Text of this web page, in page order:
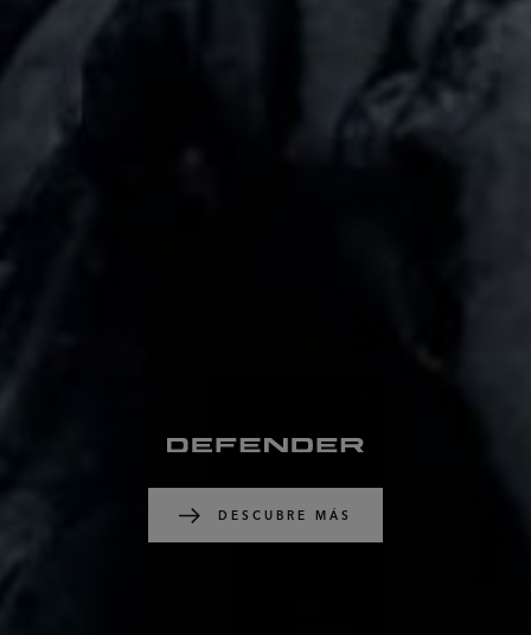
DESCUBRE MÁS